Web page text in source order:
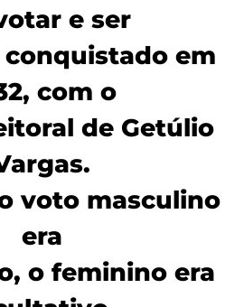
e ser
em
com o
de Getúlio
voto masculino
era
o feminino era